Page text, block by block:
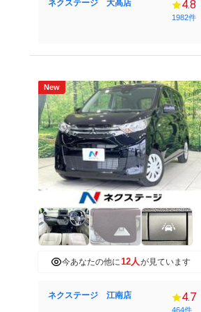
ネクステージ 大高店 4.8
1982件
New
今あなたの他に12人が見ています
ネクステージ 江南店 4.7
464件